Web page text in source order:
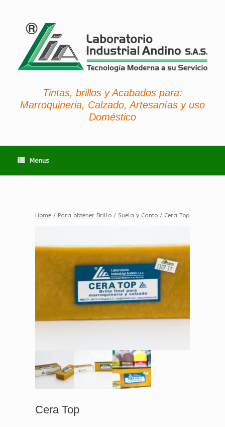
Tintas, brillos y Acabados para:
Marroquineria, Calzado, Artesanías y uso
Doméstico
Menus
Home / Para obtener Brillo / Suela y Canto / Cera Top
Cera Top